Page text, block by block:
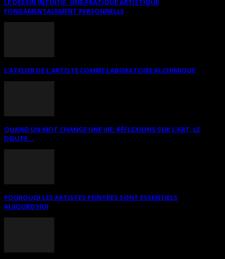
LE DESSIN INTUITIF. UNE PRATIQUE ARTISTIQUE
FONDAMENTALEMENT PERSONNELLE
L’ATELIER DE L’ARTISTE COMME LABORATOIRE ALCHIMIQUE
QUAND UN MOT CHANGE UNE VIE: RÉFLEXIONS SUR L’ART, LE
DOUTE...
POURQUOI LES ARTISTES PEINTRES SONT ESSENTIELS
AUJOURD’HUI